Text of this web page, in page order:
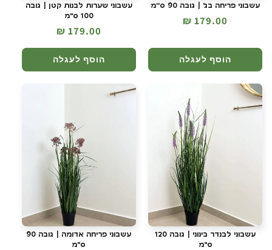
עשבוני פריחה בג' | גובה 90 ס''מ
מחיר
179.00 ₪
הוסף לעגלה
עשבוני שערות לבנות קטן | גובה
100 ס"מ
מחיר
רגיל
179.00 ₪
הוסף לעגלה
עשבוני לבנדר בינוני | גובה 120
ס"מ
עשבוני פריחה אדומה | גובה 90
ס"מ